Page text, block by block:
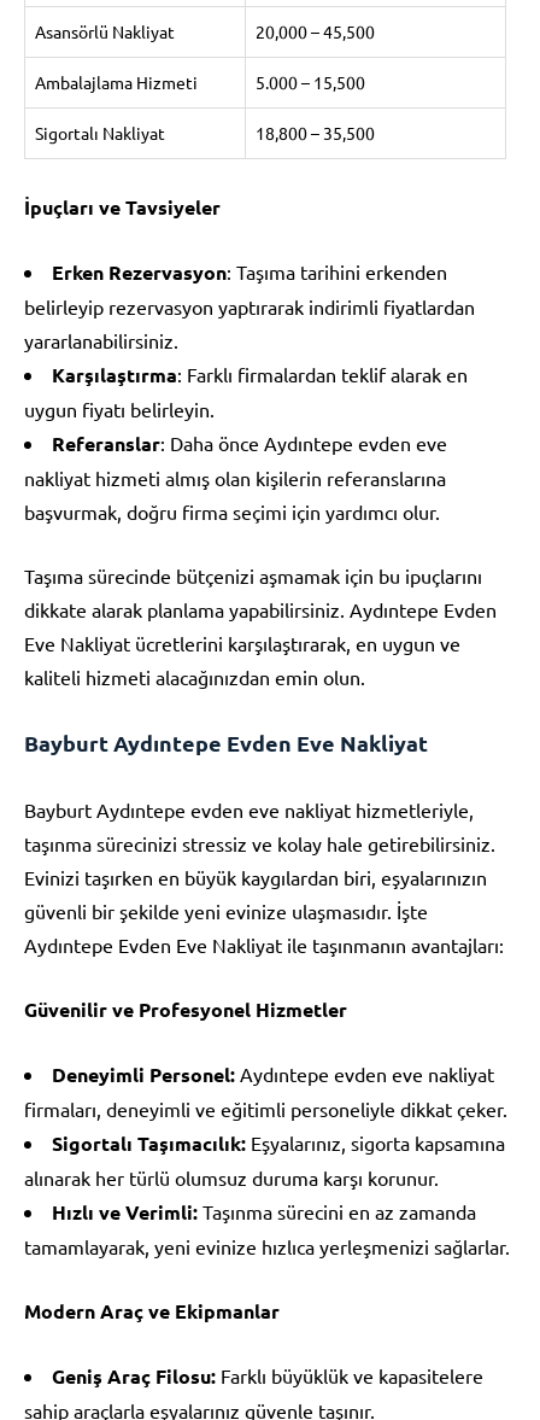
Asansörlü Nakliyat 20,000 – 45,500
Ambalajlama Hizmeti 5.000 – 15,500
Sigortalı Nakliyat 18,800 – 35,500
İpuçları ve Tavsiyeler
Erken Rezervasyon: Taşıma tarihini erkenden
belirleyip rezervasyon yaptırarak indirimli fiyatlardan
yararlanabilirsiniz.
Karşılaştırma: Farklı firmalardan teklif alarak en
uygun fiyatı belirleyin.
Referanslar: Daha önce Aydıntepe evden eve
nakliyat hizmeti almış olan kişilerin referanslarına
başvurmak, doğru firma seçimi için yardımcı olur.
Taşıma sürecinde bütçenizi aşmamak için bu ipuçlarını
dikkate alarak planlama yapabilirsiniz. Aydıntepe Evden
Eve Nakliyat ücretlerini karşılaştırarak, en uygun ve
kaliteli hizmeti alacağınızdan emin olun.
Bayburt Aydıntepe Evden Eve Nakliyat
Bayburt Aydıntepe evden eve nakliyat hizmetleriyle,
taşınma sürecinizi stressiz ve kolay hale getirebilirsiniz.
Evinizi taşırken en büyük kaygılardan biri, eşyalarınızın
güvenli bir şekilde yeni evinize ulaşmasıdır. İşte
Aydıntepe Evden Eve Nakliyat ile taşınmanın avantajları:
Güvenilir ve Profesyonel Hizmetler
Deneyimli Personel: Aydıntepe evden eve nakliyat
firmaları, deneyimli ve eğitimli personeliyle dikkat çeker.
Sigortalı Taşımacılık: Eşyalarınız, sigorta kapsamına
alınarak her türlü olumsuz duruma karşı korunur.
Hızlı ve Verimli: Taşınma sürecini en az zamanda
tamamlayarak, yeni evinize hızlıca yerleşmenizi sağlarlar.
Modern Araç ve Ekipmanlar
Geniş Araç Filosu: Farklı büyüklük ve kapasitelere
sahip araçlarla eşyalarınız güvenle taşınır.